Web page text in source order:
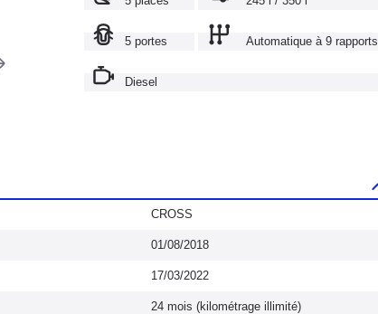
5 portes Automatique à 9 rapports
Diesel
CROSS
01/08/2018
17/03/2022
24 mois (kilométrage illimité)